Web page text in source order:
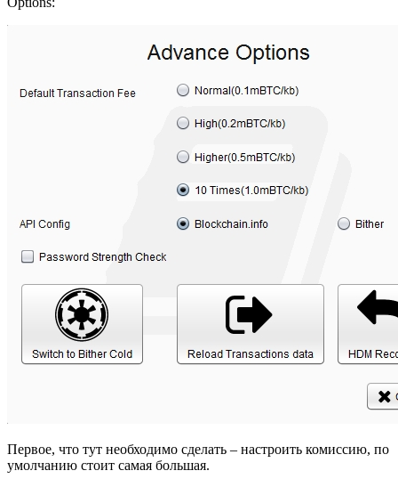
Первое, что тут необходимо сделать – настроить комиссию, по
умолчанию стоит самая большая.